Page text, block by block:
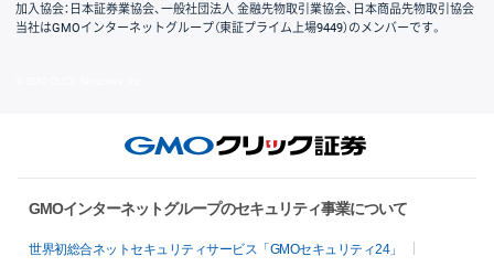
加入協会：日本証券業協会、一般社団法人 金融先物取引業協会、日本商品先物取引協会
当社はGMOインターネットグループ（東証プライム上場9449）のメンバーです。
GMOインターネットグループのセキュリティ事業について
世界初総合ネットセキュリティサービス「GMOセキュリティ24」